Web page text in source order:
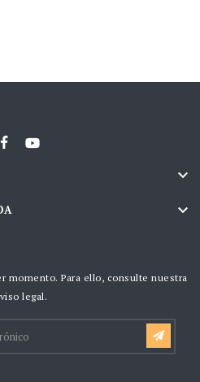


momento. Para ello, consulte nuestra
legal.